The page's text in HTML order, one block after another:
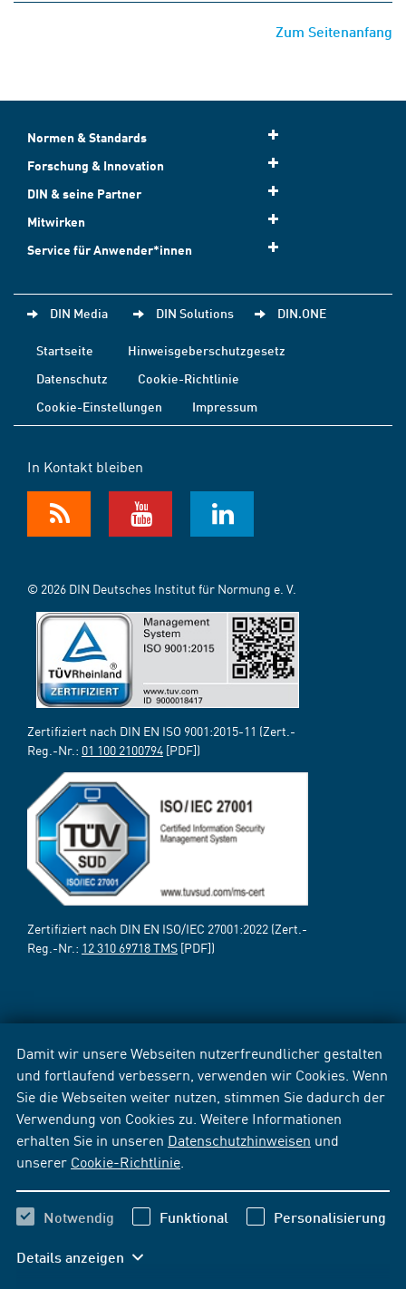
Damit wir unsere Webseiten nutzerfreundlicher gestalten
und fortlaufend verbessern, verwenden wir Cookies. Wenn
Sie die Webseiten weiter nutzen, stimmen Sie dadurch der
Verwendung von Cookies zu. Weitere Informationen
erhalten Sie in unseren Datenschutzhinweisen und
unserer Cookie-Richtlinie
Notwendig Funktional Personalisierung
Details anzeigen
Zum Seitenanfang
Normen & Standards
Forschung & Innovation
DIN & seine Partner
Mitwirken
Service für Anwender*innen
DIN Media DIN Solutions DIN.ONE
Startseite
Hinweisgeberschutzgesetz
Datenschutz
Cookie-Richtlinie
Cookie-Einstellungen
Impressum
In Kontakt bleiben
© 2026 DIN Deutsches Institut für Normung e. V.
Zertifiziert nach DIN EN ISO 9001:2015-11 (Zert.-
Reg.-Nr.: 01 100 2100794 [PDF])
Zertifiziert nach DIN EN ISO/IEC 27001:2022 (Zert.-
Reg.-Nr.: 12 310 69718 TMS [PDF])